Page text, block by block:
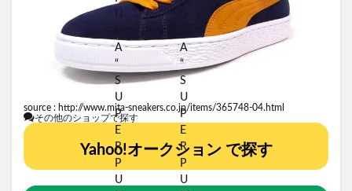
source : http://www.mita-sneakers.co.jp/items/365748-04.html
その他のショップで探す
Yahoo!オークション で探す